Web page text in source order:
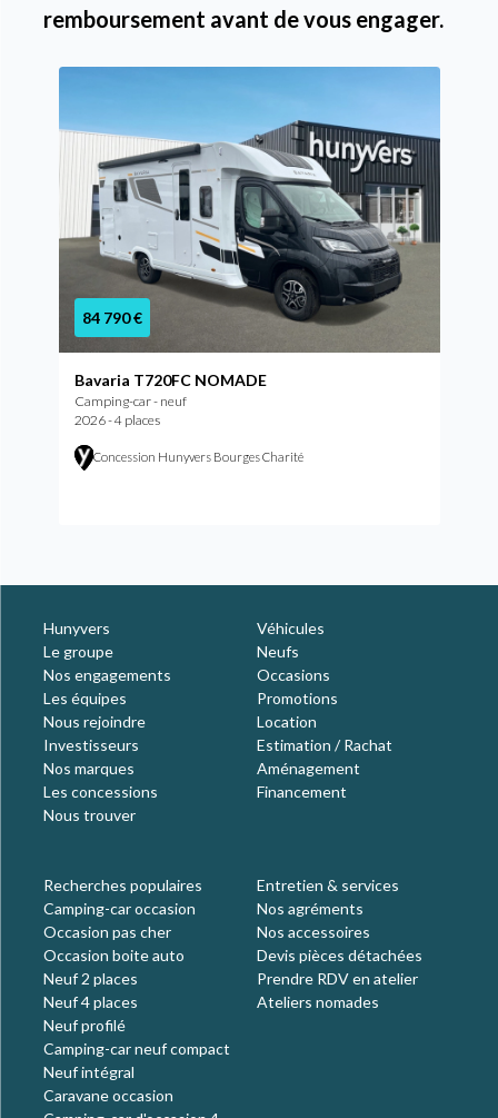
remboursement avant de vous engager.
84 790 €
Bavaria T720FC NOMADE
Camping-car - neuf
2026 - 4 places
Concession Hunyvers Bourges Charité
Hunyvers
Le groupe
Nos engagements
Les équipes
Nous rejoindre
Investisseurs
Nos marques
Les concessions
Nous trouver
Véhicules
Neufs
Occasions
Promotions
Location
Estimation / Rachat
Aménagement
Financement
Recherches populaires
Camping-car occasion
Occasion pas cher
Occasion boite auto
Neuf 2 places
Neuf 4 places
Neuf profilé
Camping-car neuf compact
Neuf intégral
Caravane occasion
Entretien & services
Nos agréments
Nos accessoires
Devis pièces détachées
Prendre RDV en atelier
Ateliers nomades